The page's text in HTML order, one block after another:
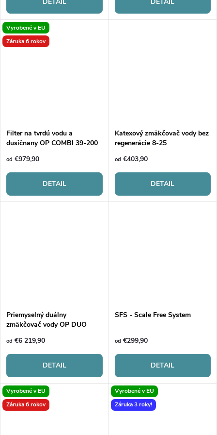
DETAIL DETAIL
Vyrobené v EU
Záruka 6 rokov
Filter na tvrdú vodu a
dusičnany OP COMBI 39-200
od €979,90
DETAIL
Katexový zmäkčovač vody bez
regenerácie 8-25
od €403,90
DETAIL
Priemyselný duálny
zmäkčovač vody OP DUO
od €6 219,90
DETAIL
SFS - Scale Free System
od €299,90
DETAIL
Vyrobené v EU
Záruka 6 rokov
Vyrobené v EU
Záruka 3 roky!